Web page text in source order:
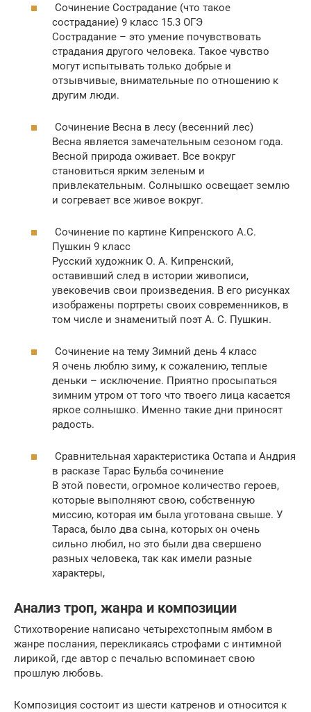
Сочинение Сострадание (что такое
сострадание) 9 класс 15.3 ОГЭ
Сострадание – это умение почувствовать
страдания другого человека. Такое чувство
могут испытывать только добрые и
отзывчивые, внимательные по отношению к
другим люди.
Сочинение Весна в лесу (весенний лес)
Весна является замечательным сезоном года.
Весной природа оживает. Все вокруг
становиться ярким зеленым и
привлекательным. Солнышко освещает землю
и согревает все живое вокруг.
Сочинение по картине Кипренского А.С.
Пушкин 9 класс
Русский художник О. А. Кипренский,
оставивший след в истории живописи,
увековечив свои произведения. В его рисунках
изображены портреты своих современников, в
том числе и знаменитый поэт А. С. Пушкин.
Сочинение на тему Зимний день 4 класс
Я очень люблю зиму, к сожалению, теплые
деньки – исключение. Приятно просыпаться
зимним утром от того что твоего лица касается
яркое солнышко. Именно такие дни приносят
радость.
Сравнительная характеристика Остапа и Андрия
в расказе Тарас Бульба сочинение
В этой повести, огромное количество героев,
которые выполняют свою, собственную
миссию, которая им была уготована свыше. У
Тараса, было два сына, которых он очень
сильно любил, но это были два свершено
разных человека, так как имели разные
характеры,
Анализ троп, жанра и композиции
Стихотворение написано четырехстопным ямбом в
жанре послания, перекликаясь строфами с интимной
лирикой, где автор с печалью вспоминает свою
прошлую любовь.
Композиция состоит из шести катренов и относится к